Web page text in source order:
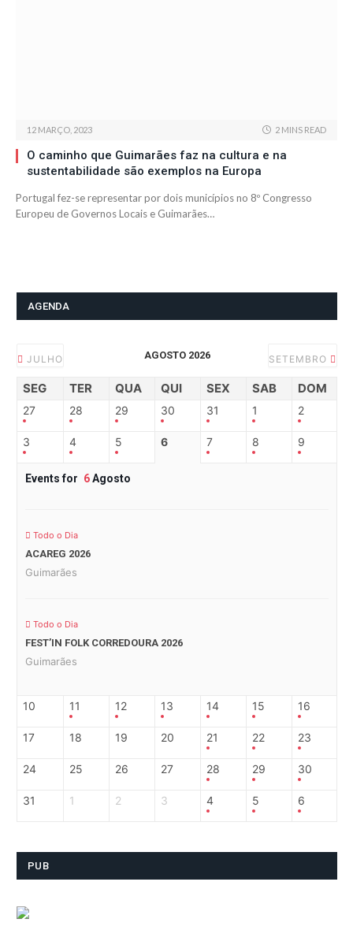
12 MARÇO, 2023 2 MINS READ
O caminho que Guimarães faz na cultura e na
sustentabilidade são exemplos na Europa
Portugal fez-se representar por dois municípios no 8º Congresso
Europeu de Governos Locais e Guimarães…
AGENDA
JULHO AGOSTO 2026 SETEMBRO
SEG TER QUA QUI SEX SAB DOM
27 28 29 30 31 1 2
3 4 5 6 7 8 9
Events for 6Agosto
Todo o Dia
ACAREG 2026
Guimarães
Todo o Dia
FEST’IN FOLK CORREDOURA 2026
Guimarães
10 11 12 13 14 15 16
17 18 19 20 21 22 23
24 25 26 27 28 29 30
31 1 2 3 4 5 6
PUB